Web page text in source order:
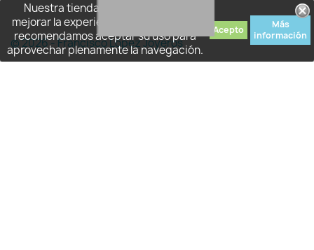
Nuestra tienda usa cookies para
mejorar la experiencia de usuario y le
recomendamos aceptar su uso para
aprovechar plenamente la navegación.
Acepto
Más
información
© 2026 - Francisco López Joyeros